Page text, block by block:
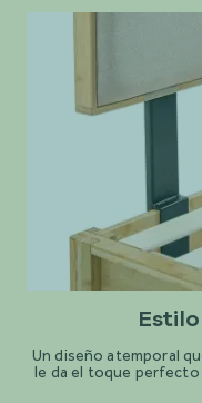
Un diseño atemporal
le da el toque perfecto